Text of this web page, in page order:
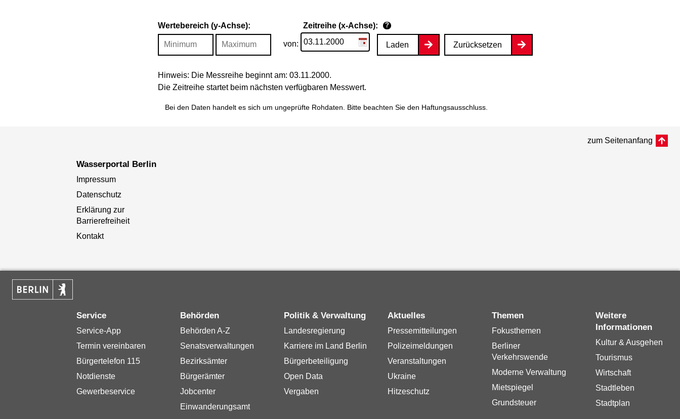
Wertebereich (y-Achse): Zeitreihe (x-Achse): ?
von: Laden Zurücksetzen
Hinweis: Die Messreihe beginnt am: 03.11.2000.
Die Zeitreihe startet beim nächsten verfügbaren Messwert.
Bei den Daten handelt es sich um ungeprüfte Rohdaten. Bitte beachten Sie den Haftungsausschluss.
zum Seitenanfang
Wasserportal Berlin
Impressum
Datenschutz
Erklärung zur
Barrierefreiheit
Kontakt
Service
Service-App
Termin vereinbaren
Bürgertelefon 115
Notdienste
Gewerbeservice
Behörden
Behörden A-Z
Senatsverwaltungen
Bezirksämter
Bürgerämter
Jobcenter
Einwanderungsamt
Politik & Verwaltung
Landesregierung
Karriere im Land Berlin
Bürgerbeteiligung
Open Data
Vergaben
Aktuelles
Pressemitteilungen
Polizeimeldungen
Veranstaltungen
Ukraine
Hitzeschutz
Themen
Fokusthemen
Berliner
Verkehrswende
Moderne Verwaltung
Mietspiegel
Grundsteuer
Weitere
Informationen
Kultur & Ausgehen
Tourismus
Wirtschaft
Stadtleben
Stadtplan